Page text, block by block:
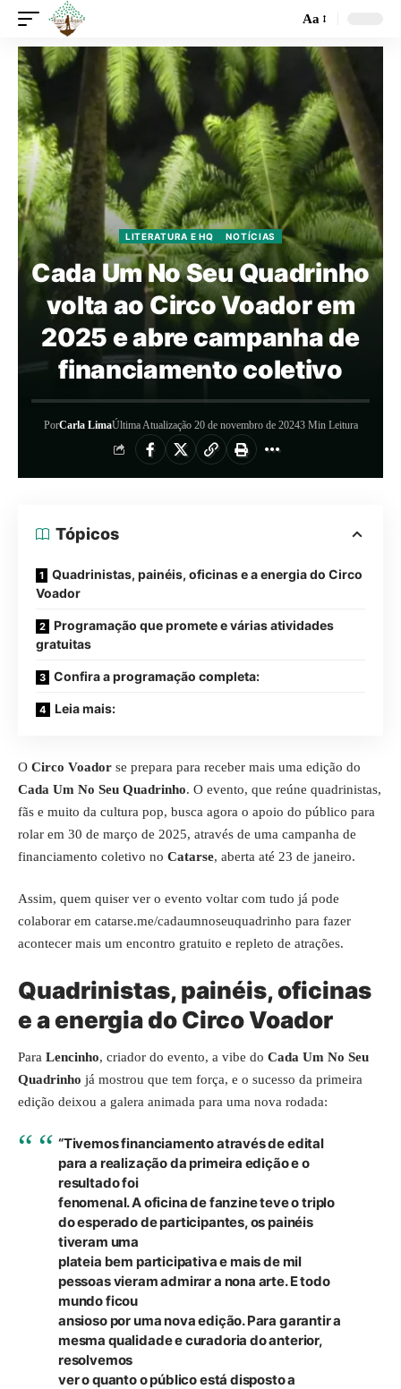
Aa
LITERATURA E HQ NOTÍCIAS
Cada Um No Seu Quadrinho
volta ao Circo Voador em
2025 e abre campanha de
financiamento coletivo
PorCarla LimaÚltima Atualização 20 de novembro de 20243 Min Leitura
Tópicos
Quadrinistas, painéis, oficinas e a energia do Circo
Voador
Programação que promete e várias atividades
gratuitas
Confira a programação completa:
Leia mais:
O Circo Voador se prepara para receber mais uma edição do
Cada Um No Seu Quadrinho. O evento, que reúne quadrinistas,
fãs e muito da cultura pop, busca agora o apoio do público para
rolar em 30 de março de 2025, através de uma campanha de
financiamento coletivo no Catarse, aberta até 23 de janeiro.
Assim, quem quiser ver o evento voltar com tudo já pode
colaborar em catarse.me/cadaumnoseuquadrinho para fazer
acontecer mais um encontro gratuito e repleto de atrações.
Quadrinistas, painéis, oficinas
e a energia do Circo Voador
Para Lencinho, criador do evento, a vibe do Cada Um No Seu
Quadrinho já mostrou que tem força, e o sucesso da primeira
edição deixou a galera animada para uma nova rodada:
“Tivemos financiamento através de edital
para a realização da primeira edição e o
resultado foi
fenomenal. A oficina de fanzine teve o triplo
do esperado de participantes, os painéis
tiveram uma
plateia bem participativa e mais de mil
pessoas vieram admirar a nona arte. E todo
mundo ficou
ansioso por uma nova edição. Para garantir a
mesma qualidade e curadoria do anterior,
resolvemos
ver o quanto o público está disposto a